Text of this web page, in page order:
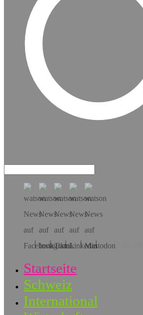
Hol dir die App!
Startseite
Schweiz
International